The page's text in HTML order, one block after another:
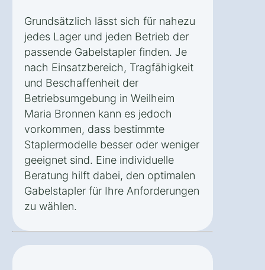
Grundsätzlich lässt sich für nahezu
jedes Lager und jeden Betrieb der
passende Gabelstapler finden. Je
nach Einsatzbereich, Tragfähigkeit
und Beschaffenheit der
Betriebsumgebung in Weilheim
Maria Bronnen kann es jedoch
vorkommen, dass bestimmte
Staplermodelle besser oder weniger
geeignet sind. Eine individuelle
Beratung hilft dabei, den optimalen
Gabelstapler für Ihre Anforderungen
zu wählen.